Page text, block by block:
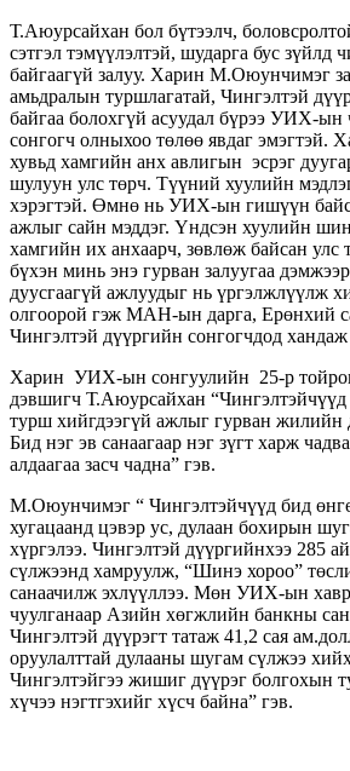
Т.Аюурсайхан бол бүтээлч,
сэтгэл тэмүүлэлтэй, шударга бус зүйлд
байгаагүй залуу. Харин М.Оюунчимэг
амьдралын туршлагатай, Чингэлтэй
байгаа болохгүй асуудал бүрээ УИХ-ын
сонгогч олныхоо төлөө явдаг эмэгтэй.
хувьд хамгийн анх авлигын эсрэг
шулуун улс төрч. Түүний хуулийн
хэрэгтэй. Өмнө нь УИХ-ын гишүүн
ажлыг сайн мэддэг. Үндсэн хуулийн
хамгийн их анхаарч, зөвлөж байсан улс
бүхэн минь энэ гурван залуугаа
дуусгаагүй ажлуудыг нь үргэлжлүүлж
олгоорой гэж МАН-ын дарга, Ерөнхий
Чингэлтэй дүүргийн сонгогчдод хандаж
Харин УИХ-ын сонгуулийн 25-р
дэвшигч Т.Аюурсайхан
турш хийгдээгүй ажлыг гурван жилийн
Бид нэг эв санаагаар нэг зүгт харж
алдаагаа засч чадна” гэв.
М.Оюунчимэг “ Чингэлтэйчүүд бид
хугацаанд цэвэр ус, дулаан бохирын
хүргэлээ. Чингэлтэй дүүргийнхээ 285
сүлжээнд хамруулж, “Шинэ хороо”
санаачилж эхлүүллээ. Мөн УИХ-ын
чуулганаар Азийн хөгжлийн банкны
Чингэлтэй дүүрэгт татаж 41,2 сая
оруулалттай дулааны шугам сүлжээ
Чингэлтэйгээ жишиг дүүрэг болгохын
хүчээ нэгтгэхийг хүсч байна” гэв.